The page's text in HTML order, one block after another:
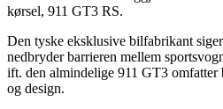
kørsel, 911 GT3 RS.
Den tyske eksklusive bilfabrikant
nedbryder barrieren mellem
ift. den almindelige 911 GT3
og design.